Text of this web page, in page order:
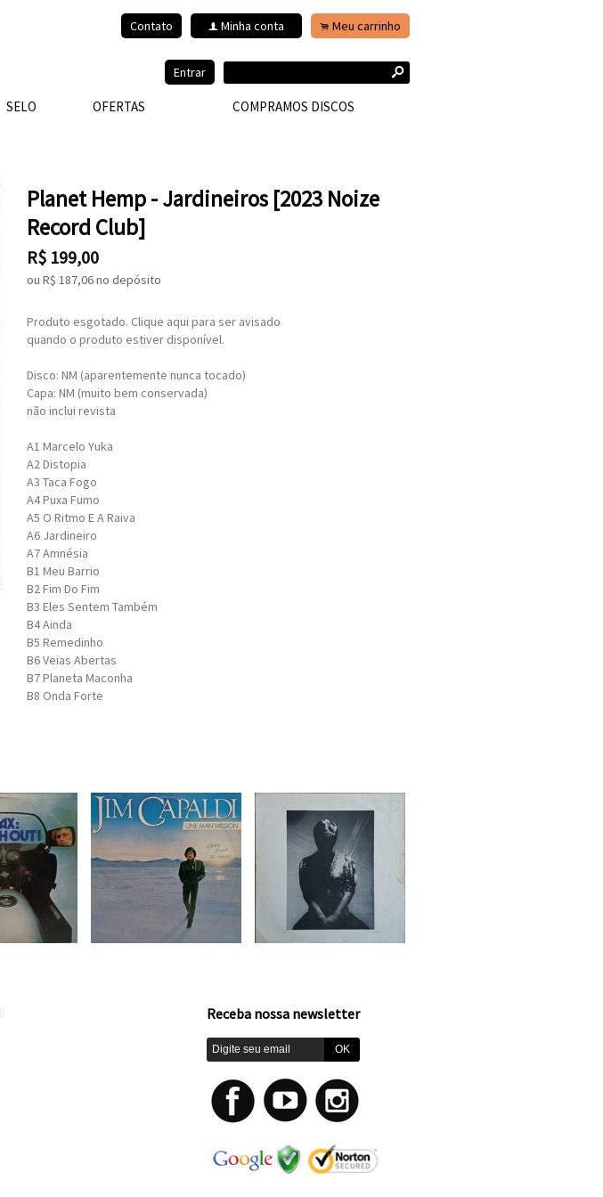
Contato f Minha conta . Meu carrinho
Entrar s
SELO OFERTAS COMPRAMOS DISCOS
Planet Hemp - Jardineiros [2023 Noize
Record Club]
R$ 199,00
ou R$ 187,06no depósito
Produto esgotado. Clique aqui para ser avisado
quando o produto estiver disponível.
Disco: NM (aparentemente nunca tocado)
Capa: NM (muito bem conservada)
não inclui revista
A1 Marcelo Yuka
A2Distopia
A3 Taca Fogo
A4Puxa Fumo
A5 O Ritmo E A Raiva
A6 Jardineiro
A7Amnésia
B1 Meu Barrio
B2Fim Do Fim
B3 Eles Sentem Também
B4Ainda
B5 Remedinho
B6Veias Abertas
B7Planeta Maconha
B8 Onda Forte
Receba nossa newsletter